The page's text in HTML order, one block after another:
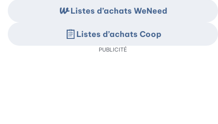
Listes d’achats WeNeed
Listes d’achats Coop
PUBLICITÉ